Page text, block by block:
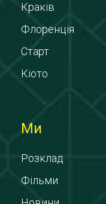
Краків
Флоренція
Старт
Кіото
Ми
Розклад
Фільми